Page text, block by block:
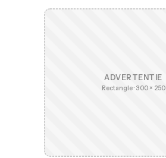
ADVERTENTIE
Rectangle · 300 × 250